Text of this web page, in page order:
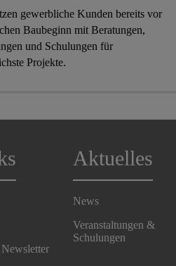
gewerbliche Kunden bereits vor
Baubeginn mit Beratungen,
und Schulungen für
Projekte.
Aktuelles
News
Veranstaltungen &
Schulungen